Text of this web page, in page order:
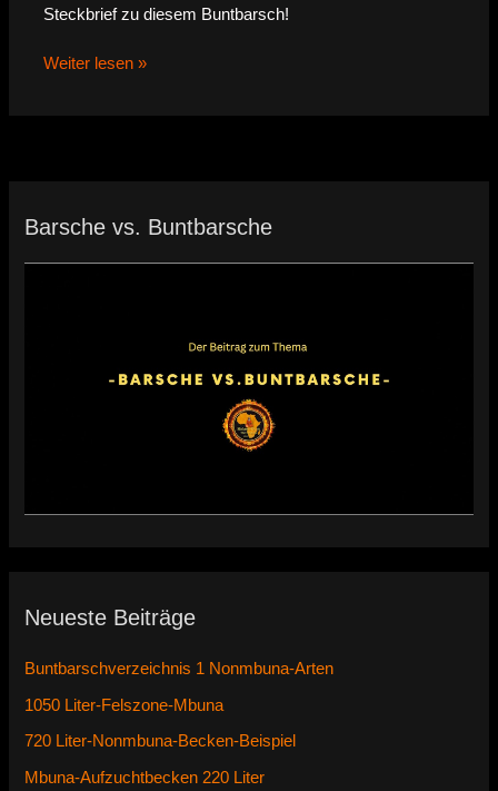
Steckbrief zu diesem Buntbarsch!
Weiter lesen »
Barsche vs. Buntbarsche
Neueste Beiträge
Buntbarschverzeichnis 1 Nonmbuna-Arten
1050 Liter-Felszone-Mbuna
720 Liter-Nonmbuna-Becken-Beispiel
Mbuna-Aufzuchtbecken 220 Liter